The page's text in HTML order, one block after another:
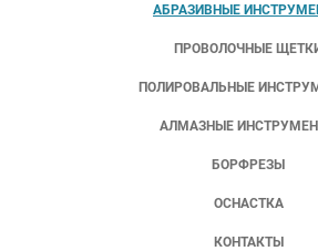
АБРАЗИВНЫЕ
ПРОВОЛОЧНЫЕ
ПОЛИРОВАЛЬНЫЕ
АЛМАЗНЫЕ
БОРФРЕЗЫ
ОСНАСТКА
КОНТАКТЫ